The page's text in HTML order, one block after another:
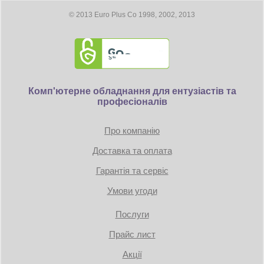
© 2013 Euro Plus Co 1998, 2002, 2013
Комп'ютерне обладнання для ентузіастів та
професіоналів
Про компанію
Доставка та оплата
Гарантія та сервіс
Умови угоди
Послуги
Прайс лист
Акції